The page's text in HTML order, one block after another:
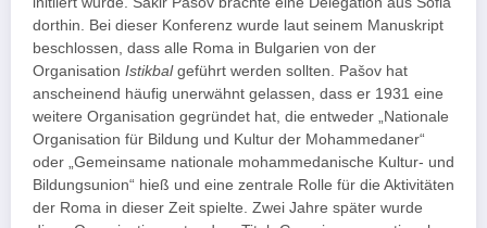
dorthin. Bei dieser Konferenz wurde laut seinem Manuskript
beschlossen, dass alle Roma in Bulgarien von der
Organisation Istikbalgeführt werden sollten. Pašov hat
anscheinend häufig unerwähnt gelassen, dass er 1931 eine
weitere Organisation gegründet hat, die entweder „Nationale
Organisation für Bildung und Kultur der Mohammedaner“
oder „Gemeinsame nationale mohammedanische Kultur- und
Bildungsunion“ hieß und eine zentrale Rolle für die Aktivitäten
der Roma in dieser Zeit spielte. Zwei Jahre später wurde